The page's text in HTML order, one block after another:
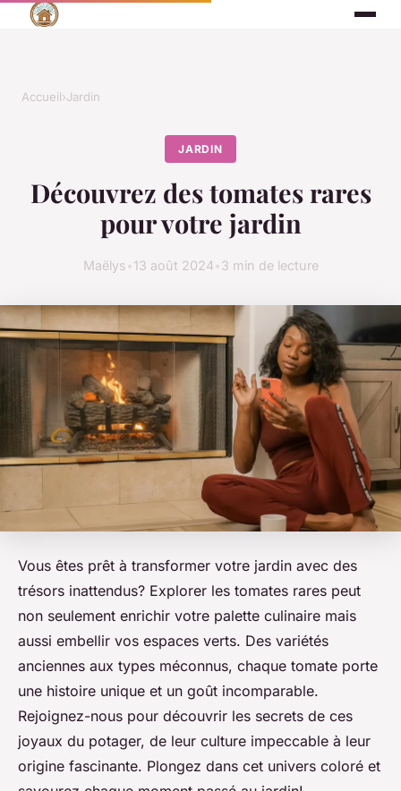
Accueil›Jardin
JARDIN
Découvrez des tomates rares
pour votre jardin
Maëlys 13 août 2024 3 min de lecture
Vous êtes prêt à transformer votre jardin avec des
trésors inattendus? Explorer les tomates rares peut
non seulement enrichir votre palette culinaire mais
aussi embellir vos espaces verts. Des variétés
anciennes aux types méconnus, chaque tomate porte
une histoire unique et un goût incomparable.
Rejoignez-nous pour découvrir les secrets de ces
joyaux du potager, de leur culture impeccable à leur
origine fascinante. Plongez dans cet univers coloré et